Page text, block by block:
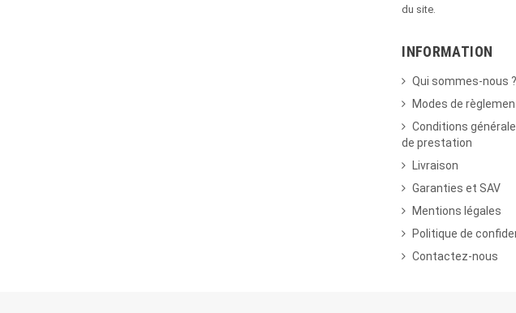
du site.
INFORMATION
Qui sommes-nous ?
Modes de
Conditions
de prestation
Livraison
Garanties et SAV
Mentions légales
Politique de
Contactez-nous